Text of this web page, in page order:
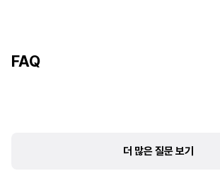
FAQ
더 많은 질문 보기